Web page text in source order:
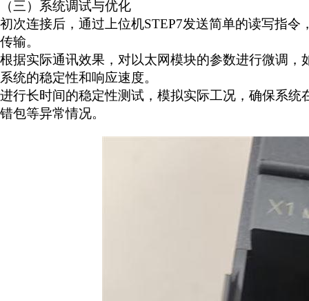
（三）系统调试与优化
初次连接后，通过上位机STEP7发送简单的读写指令
传输。
根据实际通讯效果，对以太网模块的参数进行微调
系统的稳定性和响应速度。
进行长时间的稳定性测试，模拟实际工况，确保系
错包等异常情况。